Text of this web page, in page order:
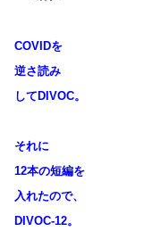
COVIDを
逆さ読み
してDIVOC。
それに
12本の短編を
入れたので、
DIVOC-12。